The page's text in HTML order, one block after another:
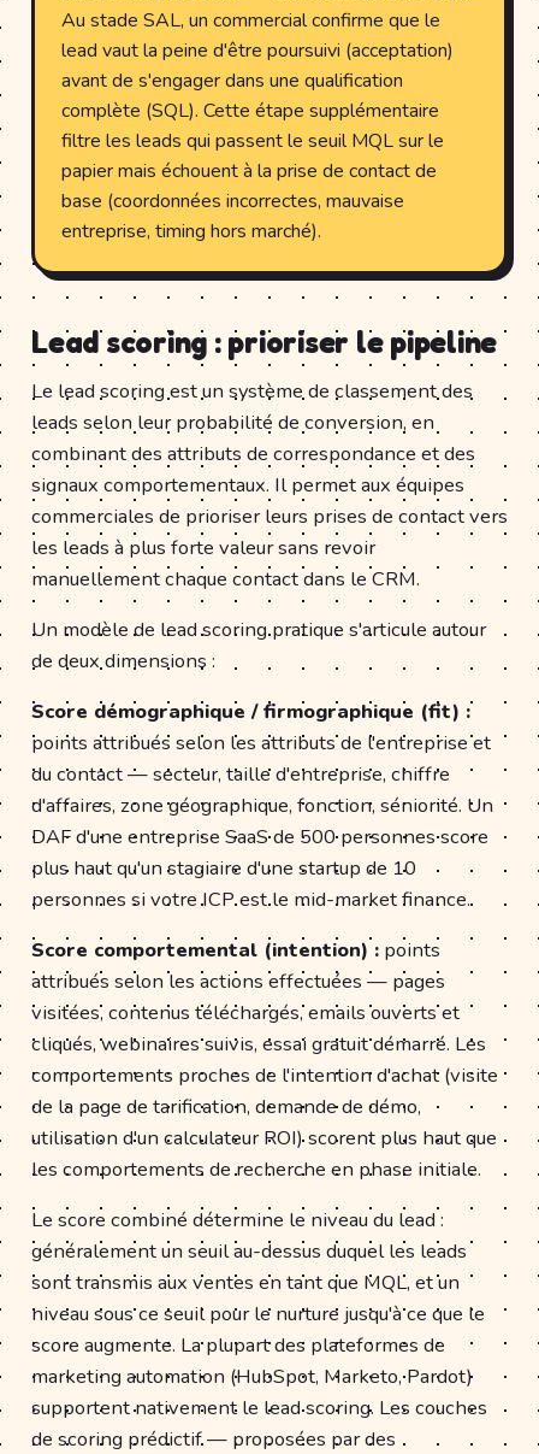
Au stade SAL, un commercial confirme que le
lead vaut la peine d'être poursuivi (acceptation)
avant de s'engager dans une qualification
complète (SQL). Cette étape supplémentaire
filtre les leads qui passent le seuil MQL sur le
papier mais échouent à la prise de contact de
base (coordonnées incorrectes, mauvaise
entreprise, timing hors marché).
Lead scoring : prioriser le pipeline
Le lead scoring est un système de classement des
leads selon leur probabilité de conversion, en
combinant des attributs de correspondance et des
signaux comportementaux. Il permet aux équipes
commerciales de prioriser leurs prises de contact vers
les leads à plus forte valeur sans revoir
manuellement chaque contact dans le CRM.
Un modèle de lead scoring pratique s'articule autour
de deux dimensions :
Score démographique / firmographique (fit) :
points attribués selon les attributs de l'entreprise et
du contact — secteur, taille d'entreprise, chiffre
d'affaires, zone géographique, fonction, séniorité. Un
DAF d'une entreprise SaaS de 500 personnes score
plus haut qu'un stagiaire d'une startup de 10
personnes si votre ICP est le mid-market finance.
Score comportemental (intention) : points
attribués selon les actions effectuées — pages
visitées, contenus téléchargés, emails ouverts et
cliqués, webinaires suivis, essai gratuit démarré. Les
comportements proches de l'intention d'achat (visite
de la page de tarification, demande de démo,
utilisation d'un calculateur ROI) scorent plus haut que
les comportements de recherche en phase initiale.
Le score combiné détermine le niveau du lead :
généralement un seuil au-dessus duquel les leads
sont transmis aux ventes en tant que MQL, et un
niveau sous ce seuil pour le nurture jusqu'à ce que le
score augmente. La plupart des plateformes de
marketing automation (HubSpot, Marketo, Pardot)
supportent nativement le lead scoring. Les couches
de scoring prédictif — proposées par des